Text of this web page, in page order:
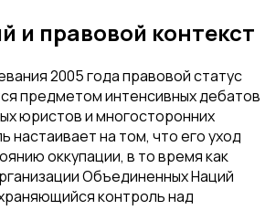
и правовой контекст
2005 года правовой статус
предметом интенсивных дебатов
юристов и многосторонних
настаивает на том, что его уход
оккупации, в то время как
Объединенных Наций
контроль над